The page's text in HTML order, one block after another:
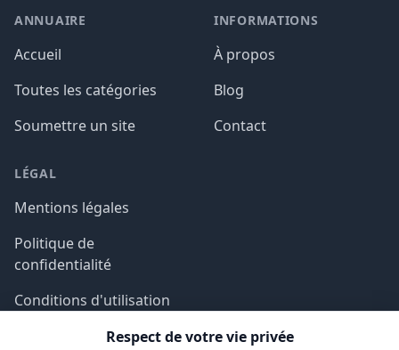
ANNUAIRE
Accueil
Toutes les catégories
Soumettre un site
INFORMATIONS
À propos
Blog
Contact
LÉGAL
Mentions légales
Politique de
confidentialité
Conditions d'utilisation
Respect de votre vie privée